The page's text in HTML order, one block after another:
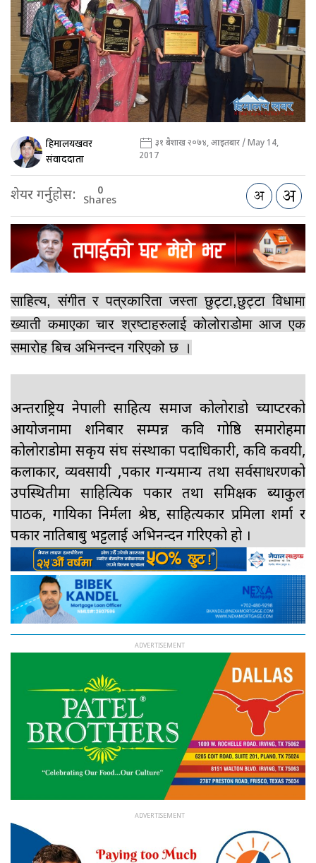
हिमालयखवर
संवाददाता
३१ बैशाख २०७४, आइतबार / May 14,
2017
शेयर गर्नुहोस: 0
Shares
साहित्य, संगीत र पत्रकारिता जस्ता छुट्टा,छुट्टा विधामा
ख्याती कमाएका चार श्रष्टाहरुलाई कोलोराडोमा आज एक
समारोह बिच अभिनन्दन गरिएको छ ।
अन्तराष्ट्रिय नेपाली साहित्य समाज कोलोराडो च्याप्टरको
आयोजनामा शनिबार सम्पन्न कवि गोष्ठि समारोहमा
कोलोराडोमा सकृय संघ संस्थाका पदाधिकारी, कवि कवयत्री,
कलाकार, व्यवसायी ,पत्रकार गन्यमान्य तथा सर्वसाधरणको
उपस्थितीमा साहित्यिक पत्रकार तथा समिक्षक ब्याकुल
पाठक, गायिका निर्मला श्रेष्ठ, साहित्यकार प्रमिला शर्मा र
पत्रकार नातिबाबु भट्टलाई अभिनन्दन गरिएको हो ।